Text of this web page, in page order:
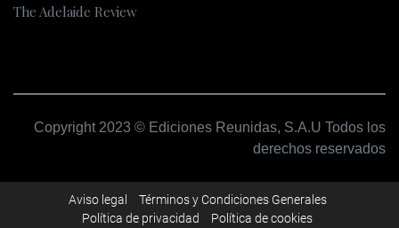
The Adelaide Review
Copyright 2023 © Ediciones Reunidas, S.A.U Todos los
derechos reservados
Aviso legal
Términos y Condiciones Generales
Política de privacidad
Política de cookies